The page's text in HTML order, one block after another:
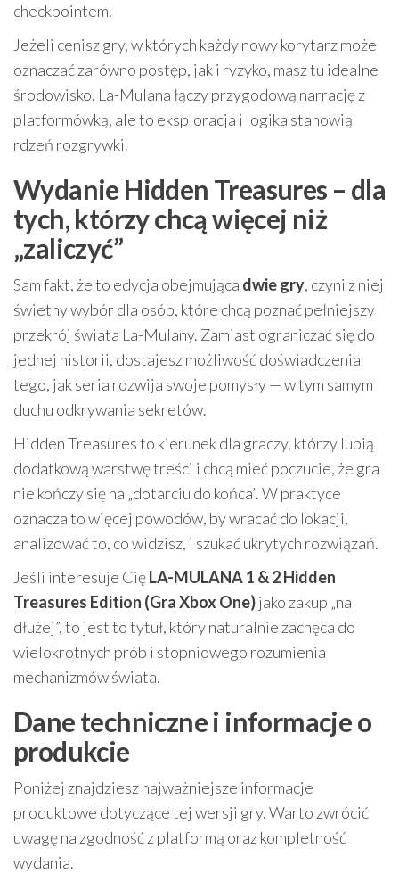
checkpointem.
Jeżeli cenisz gry, w których każdy nowy korytarz może
oznaczać zarówno postęp, jak i ryzyko, masz tu idealne
środowisko. La-Mulana łączy przygodową narrację z
platformówką, ale to eksploracja i logika stanowią
rdzeń rozgrywki.
Wydanie Hidden Treasures – dla
tych, którzy chcą więcej niż
„zaliczyć”
Sam fakt, że to edycja obejmująca dwie gry, czyni z niej
świetny wybór dla osób, które chcą poznać pełniejszy
przekrój świata La-Mulany. Zamiast ograniczać się do
jednej historii, dostajesz możliwość doświadczenia
tego, jak seria rozwija swoje pomysły — w tym samym
duchu odkrywania sekretów.
Hidden Treasures to kierunek dla graczy, którzy lubią
dodatkową warstwę treści i chcą mieć poczucie, że gra
nie kończy się na „dotarciu do końca”. W praktyce
oznacza to więcej powodów, by wracać do lokacji,
analizować to, co widzisz, i szukać ukrytych rozwiązań.
Jeśli interesuje CięLA-MULANA 1 & 2 Hidden
Treasures Edition (Gra Xbox One)jako zakup „na
dłużej”, to jest to tytuł, który naturalnie zachęca do
wielokrotnych prób i stopniowego rozumienia
mechanizmów świata.
Dane techniczne i informacje o
produkcie
Poniżej znajdziesz najważniejsze informacje
produktowe dotyczące tej wersji gry. Warto zwrócić
uwagę na zgodność z platformą oraz kompletność
wydania.